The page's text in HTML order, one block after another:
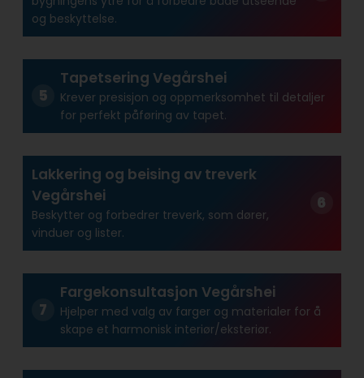
og beskyttelse.
Tapetsering Vegårshei
Krever presisjon og oppmerksomhet til detaljer
for perfekt påføring av tapet.
Lakkering og beising av treverk
Vegårshei
Beskytter og forbedrer treverk, som dører,
vinduer og lister.
Fargekonsultasjon Vegårshei
Hjelper med valg av farger og materialer for å
skape et harmonisk interiør/eksteriør.